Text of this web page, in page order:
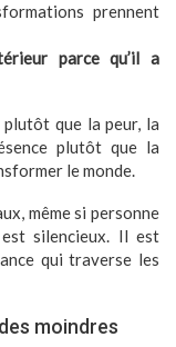
prennent
parce qu’il a
plutôt que la peur, la
plutôt que la
le monde.
même si personne
silencieux. Il est
qui traverse les
moindres